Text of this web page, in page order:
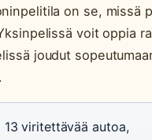
on se, missä
voit oppia
joudut
13 viritettävää autoa,